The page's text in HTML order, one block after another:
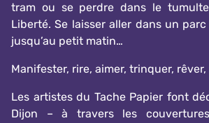
tram ou se perdre dans le
Liberté. Se laisser aller dans un
jusqu’au petit matin…
Manifester, rire, aimer, trinquer,
Les artistes du Tache Papier font
Dijon – à travers les